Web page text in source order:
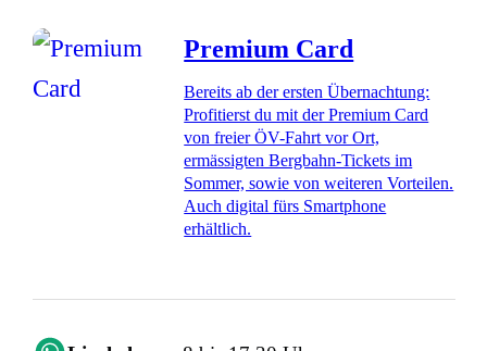
Premium Card
Bereits ab der ersten Übernachtung:
Profitierst du mit der Premium Card
von freier ÖV-Fahrt vor Ort,
ermässigten Bergbahn-Tickets im
Sommer, sowie von weiteren Vorteilen.
Auch digital fürs Smartphone
erhältlich.